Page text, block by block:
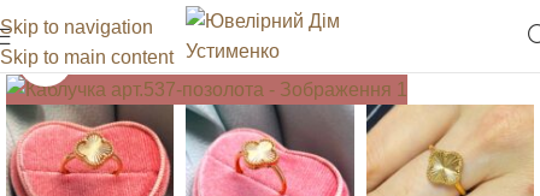
Skip to navigation
Skip to main content
Клацніть, щоб збільшити